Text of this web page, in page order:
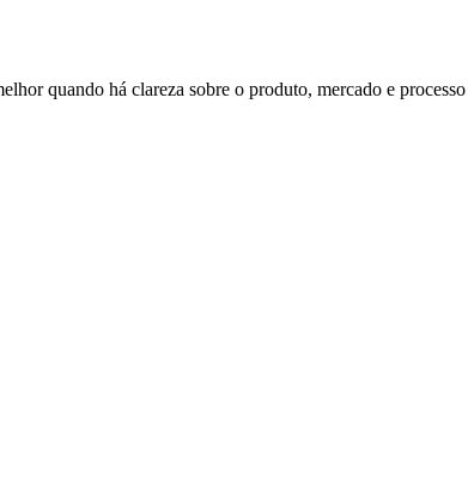
quando há clareza sobre o produto, mercado e